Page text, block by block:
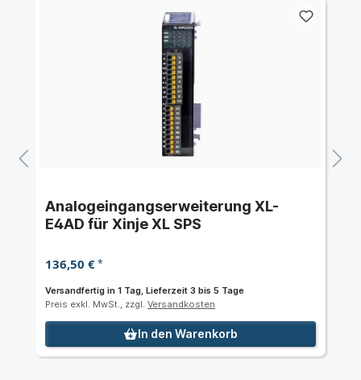
Analogeingangserweiterung XL-
E4AD für Xinje XL SPS
136,50 €*
Versandfertig in 1 Tag, Lieferzeit 3 bis 5 Tage
Preis exkl. MwSt., zzgl. Versandkosten
In den Warenkorb